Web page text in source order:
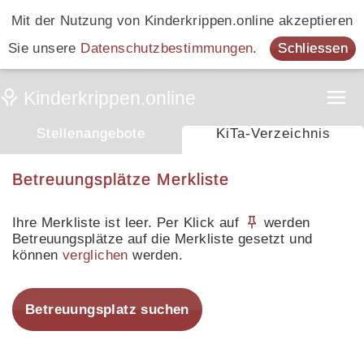
Mit der Nutzung von Kinderkrippen.online akzeptieren
Sie unsere Datenschutzbestimmungen. Schliessen
Stellenangebote KiTa-Verzeichnis
Betreuungsplätze Merkliste
Ihre Merkliste ist leer. Per Klick auf
werden
Betreuungsplätze auf die Merkliste gesetzt und
können verglichen werden.
Betreuungsplatz suchen